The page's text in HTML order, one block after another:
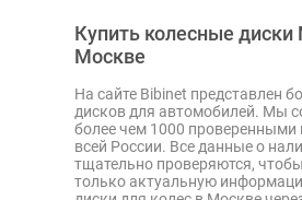
Купить колесные диски
Москве
На сайте Bibinet представлен
дисков для автомобилей. Мы
более чем 1000 проверенными
всей России. Все данные о
тщательно проверяются,
только актуальную